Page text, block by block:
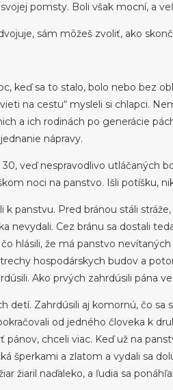
pomsty. Boli však mocní, a
sám môžeš zvoliť, ako
keď sa to stalo, bolo nebo bez
na cestu“ mysleli si chlapci.
a ich rodinách po generácie
nápravy.
30, veď nespravodlivo utláčaných
noci na panstvo. Išli potíšku,
k panstvu. Pred bránou stáli
nevydali. Cez bránu sa dostali
hlásili, že má panstvo
hospodárskych budov a
Ako prvých zahrdúsili pána
detí. Zahrdúsili aj komornú, čo sa
od jedného človeka k
pánov, chceli viac. Keď už na
šperkami a zlatom a vydali sa
žiaril naďaleko, a ľudia sa